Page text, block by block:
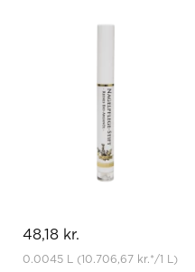
48,18 kr.
0.0045 L (10.706,67 kr.*/1 L)